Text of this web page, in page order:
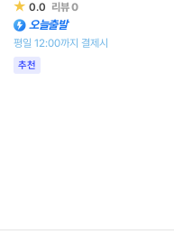
★ 0.0 리뷰0
오늘출발
평일 12:00까지 결제시
추천